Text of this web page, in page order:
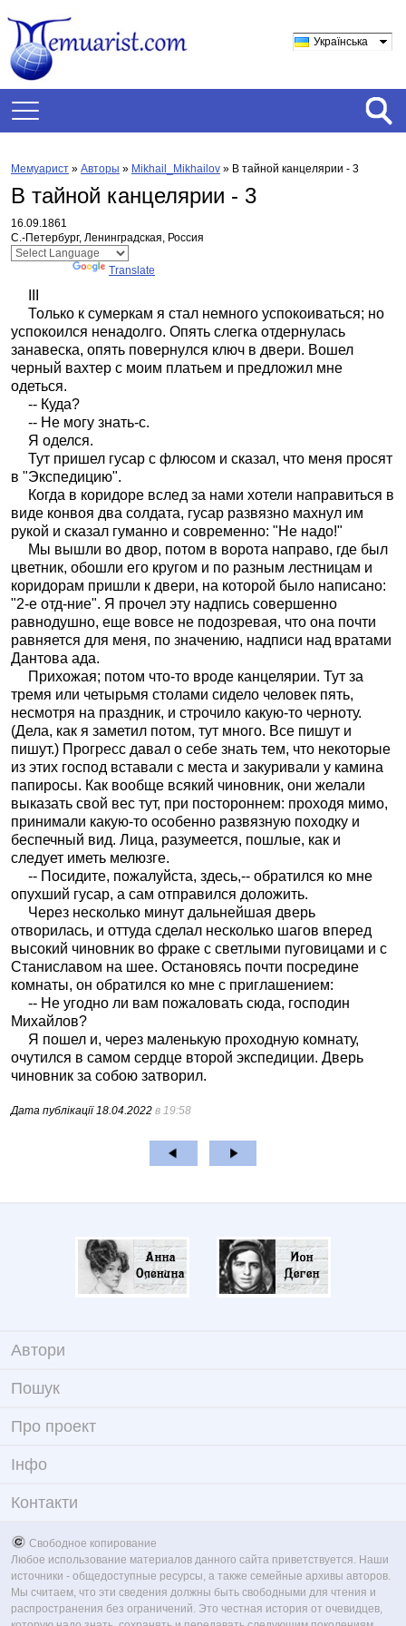
Українська
Мемуарист » Авторы » Mikhail_Mikhailov » В тайной канцелярии - 3
В тайной канцелярии - 3
16.09.1861
С.-Петербург, Ленинградская, Россия
Translate
Только к сумеркам я стал немного успокоиваться; но
успокоился ненадолго. Опять слегка отдернулась
занавеска, опять повернулся ключ в двери. Вошел
черный вахтер с моим платьем и предложил мне
одеться.
-- Куда?
-- Не могу знать-с.
Я оделся.
Тут пришел гусар с флюсом и сказал, что меня просят
в "Экспедицию".
Когда в коридоре вслед за нами хотели направиться в
виде конвоя два солдата, гусар развязно махнул им
рукой и сказал гуманно и современно: "Не надо!"
Мы вышли во двор, потом в ворота направо, где был
цветник, обошли его кругом и по разным лестницам и
коридорам пришли к двери, на которой было написано:
"2-е отд-ние". Я прочел эту надпись совершенно
равнодушно, еще вовсе не подозревая, что она почти
равняется для меня, по значению, надписи над вратами
Дантова ада.
Прихожая; потом что-то вроде канцелярии. Тут за
тремя или четырьмя столами сидело человек пять,
несмотря на праздник, и строчило какую-то черноту.
(Дела, как я заметил потом, тут много. Все пишут и
пишут.) Прогресс давал о себе знать тем, что некоторые
из этих господ вставали с места и закуривали у камина
папиросы. Как вообще всякий чиновник, они желали
выказать свой вес тут, при постороннем: проходя мимо,
принимали какую-то особенно развязную походку и
беспечный вид. Лица, разумеется, пошлые, как и
следует иметь мелюзге.
-- Посидите, пожалуйста, здесь,-- обратился ко мне
опухший гусар, а сам отправился доложить.
Через несколько минут дальнейшая дверь
отворилась, и оттуда сделал несколько шагов вперед
высокий чиновник во фраке с светлыми пуговицами и с
Станиславом на шее. Остановясь почти посредине
комнаты, он обратился ко мне с приглашением:
-- Не угодно ли вам пожаловать сюда, господин
Михайлов?
Я пошел и, через маленькую проходную комнату,
очутился в самом сердце второй экспедиции. Дверь
чиновник за собою затворил.
Дата публікації18.04.2022 в 19:58
Автори
Пошук
Про проект
Iнфо
Контакти
Свободное копирование
Любое использование материалов данного сайта приветствуется. Наши
источники - общедоступные ресурсы, а также семейные архивы авторов.
Мы считаем, что эти сведения должны быть свободными для чтения и
распространения без ограничений. Это честная история от очевидцев,